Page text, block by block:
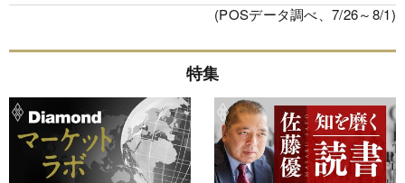
(POSデータ調べ、7/26～8/1)
特集